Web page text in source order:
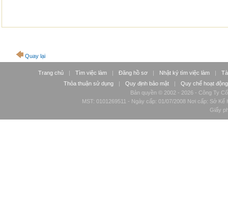
Quay lại
Trang chủ | Tìm việc làm | Đăng hồ sơ | Nhật ký tìm việc làm |
Thỏa thuận sử dụng
| Quy định bảo mật |
Quy chế hoạt động
Bản quyền © 2002 - 2026 - Công Ty
MST: 0101269511 - Ngày cấp: 01/07/2008 Nơi cấp: Sở
Giấy